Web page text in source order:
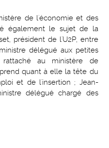
de l'économie et des
également le sujet de la
président de l'U2P, entre
délégué aux petites
rattaché au ministère de
quant à elle la tête du
et de l'insertion ; Jean-
délégué chargé des